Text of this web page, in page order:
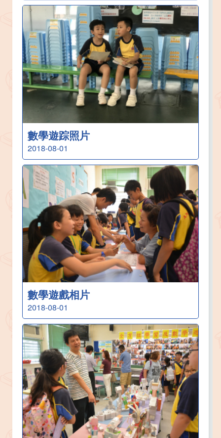
數學遊踪照片
2018-08-01
數學遊戲相片
2018-08-01